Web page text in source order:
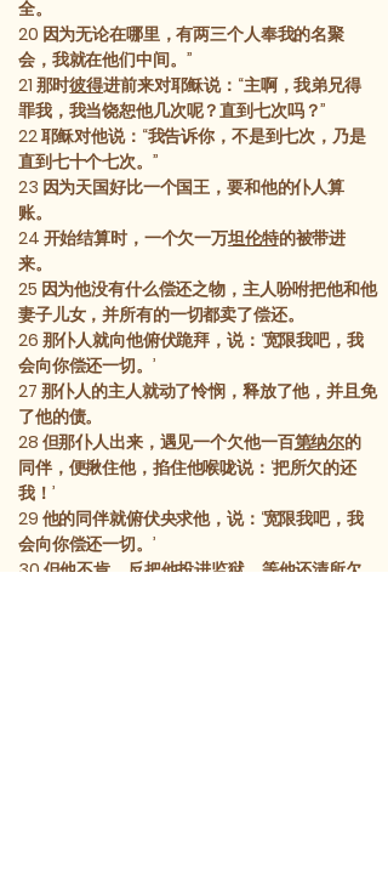
全。
20 因为无论在哪里，有两三个人奉我的名聚
会，我就在他们中间。”
21 那时彼得进前来对耶稣说：“主啊，我弟兄得
罪我，我当饶恕他几次呢？直到七次吗？”
22耶稣对他说：“我告诉你，不是到七次，乃是
直到七十个七次。”
23 因为天国好比一个国王，要和他的仆人算
账。
24 开始结算时，一个欠一万坦伦特的被带进
来。
25 因为他没有什么偿还之物，主人吩咐把他和他
妻子儿女，并所有的一切都卖了偿还。
26 那仆人就向他俯伏跪拜，说：‘宽限我吧，我
会向你偿还一切。’
27 那仆人的主人就动了怜悯，释放了他，并且免
了他的债。
28 但那仆人出来，遇见一个欠他一百第纳尔的
同伴，便揪住他，掐住他喉咙说：‘把所欠的还
我！’
29 他的同伴就俯伏央求他，说：‘宽限我吧，我
会向你偿还一切。’
30但他不肯，反把他投进监狱，等他还清所欠